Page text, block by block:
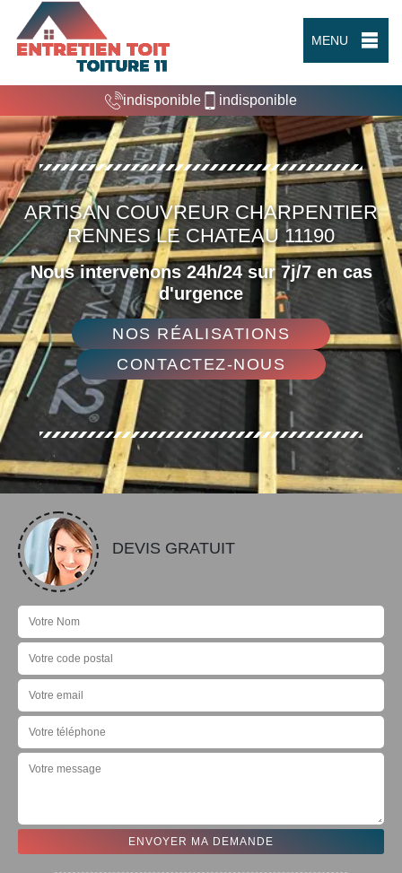
MENU
indisponible indisponible
ARTISAN COUVREUR CHARPENTIER
RENNES LE CHATEAU 11190
Nous intervenons 24h/24 sur 7j/7 en cas
d'urgence
NOS RÉALISATIONS
CONTACTEZ-NOUS
DEVIS GRATUIT